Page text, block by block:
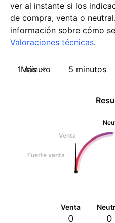
ver al instante si los
de compra, venta o
información sobre cómo
Valoraciones técnicas.
1 minuto 5 minutos
Más
Venta
Fuerte venta
Venta
0 0